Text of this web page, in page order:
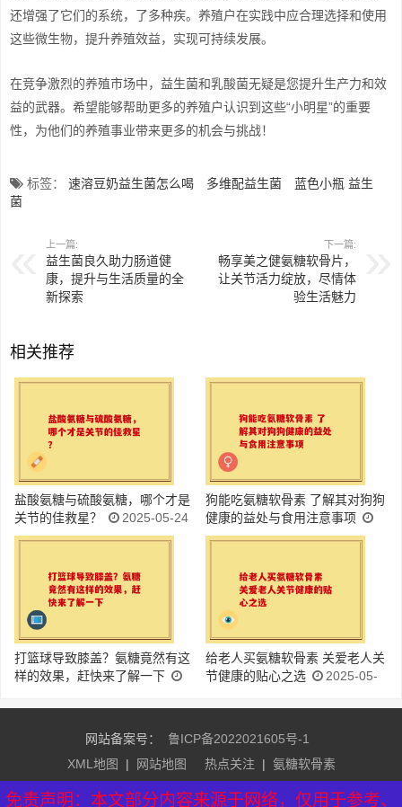
还增强了它们的系统，了多种疾。养殖户在实践中应合理选择和使用
这些微生物，提升养殖效益，实现可持续发展。
在竞争激烈的养殖市场中，益生菌和乳酸菌无疑是您提升生产力和效
益的武器。希望能够帮助更多的养殖户认识到这些“小明星”的重要
性，为他们的养殖事业带来更多的机会与挑战！
标签： 速溶豆奶益生菌怎么喝 多维配益生菌
蓝色小瓶 益生
菌
上一篇:
益生菌良久助力肠道健
康，提升与生活质量的全
新探索
下一篇:
畅享美之健氨糖软骨片，
让关节活力绽放，尽情体
验生活魅力
相关推荐
盐酸氨糖与硫酸氨糖，哪个才是
关节的佳救星？
2025-05-24
狗能吃氨糖软骨素 了解其对狗狗
健康的益处与食用注意事项
2025-05-24
打篮球导致膝盖？氨糖竟然有这
样的效果，赶快来了解一下
给老人买氨糖软骨素 关爱老人关
节健康的贴心之选
2025-05-
网站备案号：
鲁ICP备2022021605号-1
XML地图
| 网站地图 热点关注 | 氨糖软骨素
友情链接：
益生菌排行榜 | 益生菌牌子排名 氨糖软骨素品
免责声明：本文部分内容来源于网络，仅用于参考、